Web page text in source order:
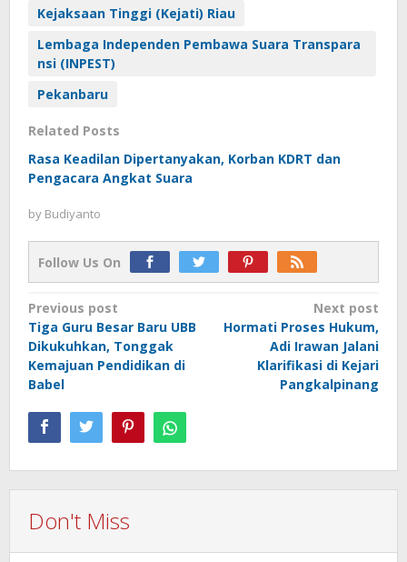
Kejaksaan Tinggi (Kejati) Riau
Lembaga Independen Pembawa Suara Transpara
nsi (INPEST)
Pekanbaru
Related Posts
Rasa Keadilan Dipertanyakan, Korban KDRT dan
Pengacara Angkat Suara
by Budiyanto
Follow Us On
Post
navigation
Previous post
Tiga Guru Besar Baru UBB
Dikukuhkan, Tonggak
Kemajuan Pendidikan di
Babel
Next post
Hormati Proses Hukum,
Adi Irawan Jalani
Klarifikasi di Kejari
Pangkalpinang
Don't Miss